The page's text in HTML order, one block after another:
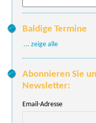
nach:
Baldige Termine
... zeige alle
Abonnieren Sie
Newsletter:
Email-Adresse